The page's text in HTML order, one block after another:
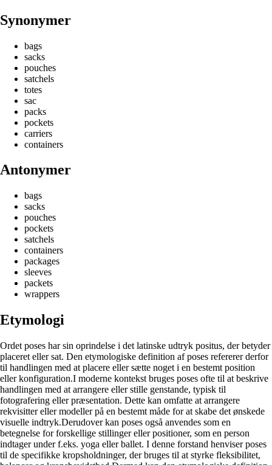
Synonymer
bags
sacks
pouches
satchels
totes
sac
packs
pockets
carriers
containers
Antonymer
bags
sacks
pouches
pockets
satchels
containers
packages
sleeves
packets
wrappers
Etymologi
Ordet poses har sin oprindelse i det latinske udtryk positus, der betyder
placeret eller sat. Den etymologiske definition af poses refererer derfor
til handlingen med at placere eller sætte noget i en bestemt position
eller konfiguration.I moderne kontekst bruges poses ofte til at beskrive
handlingen med at arrangere eller stille genstande, typisk til
fotografering eller præsentation. Dette kan omfatte at arrangere
rekvisitter eller modeller på en bestemt måde for at skabe det ønskede
visuelle indtryk.Derudover kan poses også anvendes som en
betegnelse for forskellige stillinger eller positioner, som en person
indtager under f.eks. yoga eller ballet. I denne forstand henviser poses
til de specifikke kropsholdninger, der bruges til at styrke fleksibilitet,